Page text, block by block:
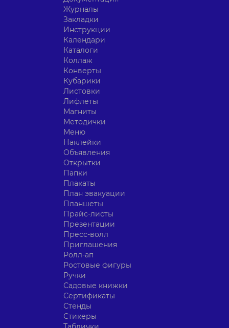
Журналы
Закладки
Инструкции
Календари
Каталоги
Коллаж
Конверты
Кубарики
Листовки
Лифлеты
Магниты
Методички
Меню
Наклейки
Объявления
Открытки
Папки
Плакаты
План эвакуации
Планшеты
Прайс-листы
Презентации
Пресс-волл
Приглашения
Ролл-ап
Ростовые фигуры
Ручки
Садовые книжки
Сертификаты
Стенды
Стикеры